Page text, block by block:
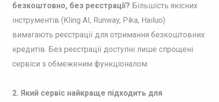
безкоштовно, без реєстрації? Більшість якісних
інструментів (Kling AI, Runway, Pika, Hailuo)
вимагають реєстрації для отримання безкоштовних
кредитів. Без реєстрації доступні лише спрощені
сервіси з обмеженим функціоналом.
2. Який сервіс найкраще підходить для